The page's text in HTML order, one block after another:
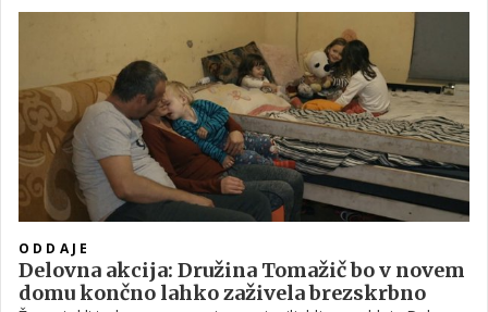
Andreje in 13-letnega sina Nika. Ker je mati zapustila dom,
živijo zgolj s prihodki očeta in so materialno zelo prikrajšani.
Njihov dom pa ne izpolnjuje osnovnih bivalnih pogojev, saj med
drugim nima dostopa do vode.
ODDAJE
Delovna akcija: Družina Tomažič bo v novem
domu končno lahko zaživela brezskrbno